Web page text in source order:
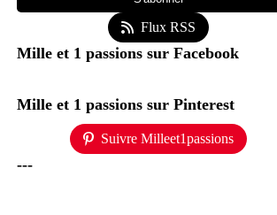
Flux RSS
Mille et 1 passions sur Facebook
Mille et 1 passions sur Pinterest
Suivre Milleet1passions
---